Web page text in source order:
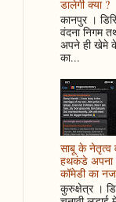
डालेगी क्या ?
कानपुर ।
वंदना निगम
अपने ही खेमे
का...
साबू के नेतृत्व
हथकंडे अपना
कॉमेडी का
कुरुक्षेत्र ।